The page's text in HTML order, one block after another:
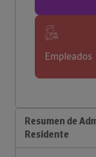
Empleados
Resumen de
Residente